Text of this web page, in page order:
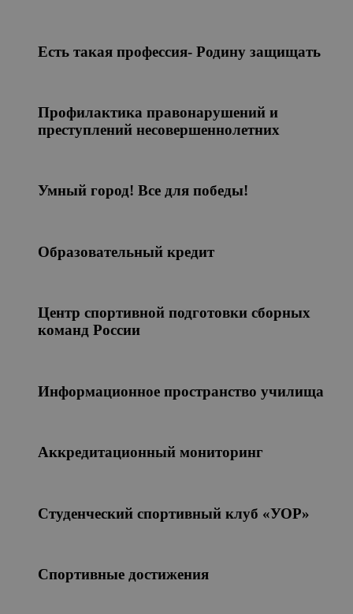
Есть такая профессия- Родину защищать
Профилактика правонарушений и
преступлений несовершеннолетних
Умный город! Все для победы!
Образовательный кредит
Центр спортивной подготовки сборных
команд России
Информационное пространство училища
Аккредитационный мониторинг
Студенческий спортивный клуб «УОР»
Спортивные достижения